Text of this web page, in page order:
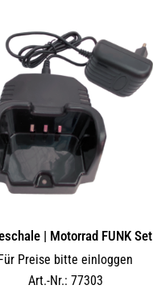
| Motorrad FUNK Set
Preise bitte einloggen
Art.-Nr.: 77303